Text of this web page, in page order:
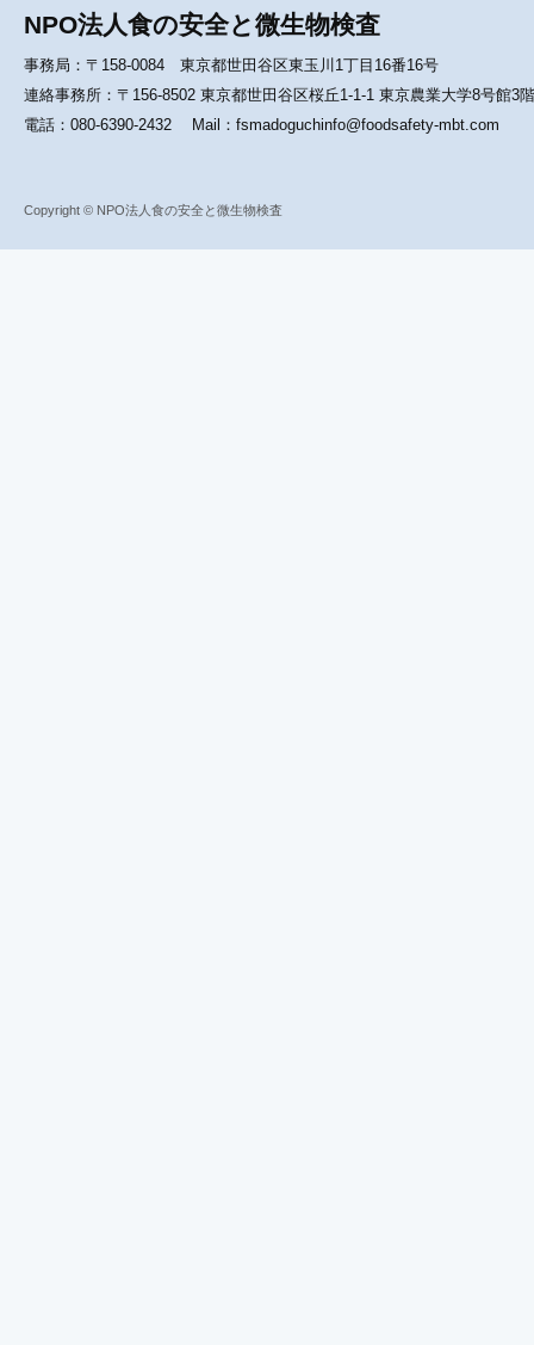
NPO法人食の安全と微生物検査
事務局：〒158-0084 東京都世田谷区東玉川1丁目16番16号
連絡事務所：〒156-8502 東京都世田谷区桜丘1-1-1 東京農業大学8号館3
電話：080-6390-2432 Mail：fsmadoguchinfo@foodsafety-mbt.com
Copyright © NPO法人食の安全と微生物検査